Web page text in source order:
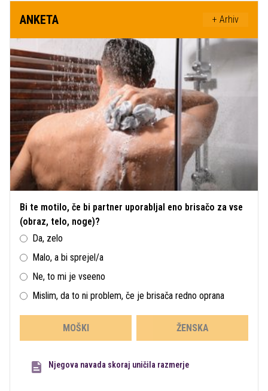
ANKETA + Arhiv
Bi te motilo, če bi partner uporabljal eno brisačo za vse
(obraz, telo, noge)?
Da, zelo
Malo, a bi sprejel/a
Ne, to mi je vseeno
Mislim, da to ni problem, če je brisača redno oprana
MOŠKI ŽENSKA
Njegova navada skoraj uničila razmerje